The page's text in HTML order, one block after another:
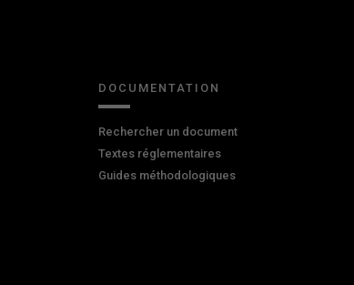
DOCUMENTATION
Rechercher un document
Textes réglementaires
Guides méthodologiques